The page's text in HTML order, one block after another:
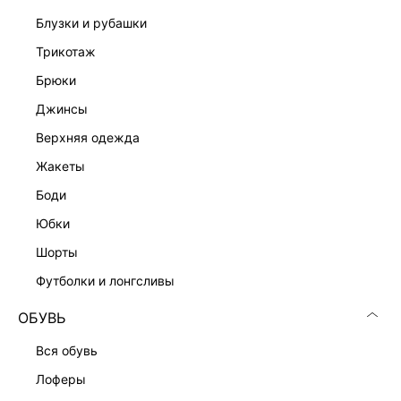
блузки и рубашки
трикотаж
брюки
джинсы
верхняя одежда
жакеты
боди
юбки
шорты
футболки и лонгсливы
ОБУВЬ
вся обувь
лоферы
в AppStore
КЛИЕНТАМ
ЛИЧНЫЙ КАБИНЕТ